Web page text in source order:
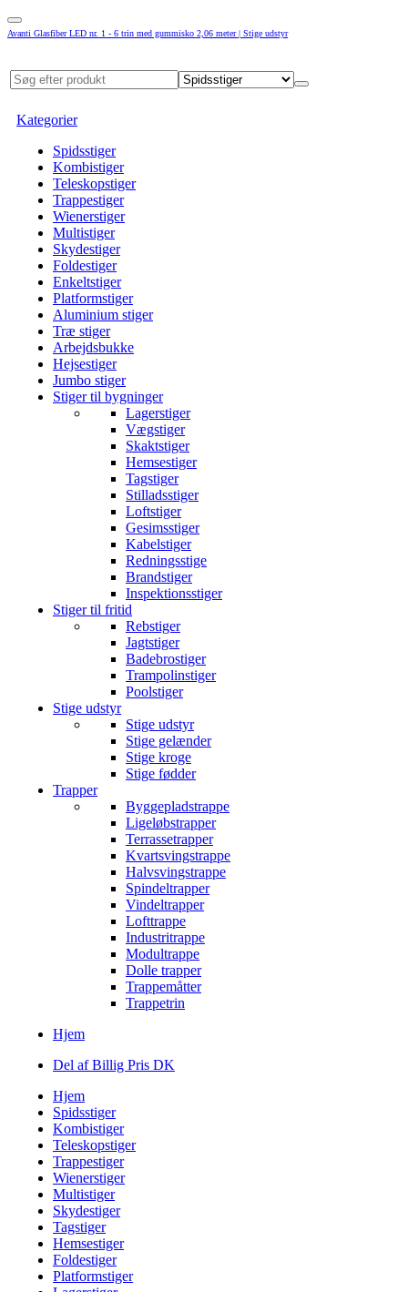
Avanti Glasfiber LED nr. 1 - 6 trin med gummisko 2,06 meter | Stige udstyr
Kategorier
Spidsstiger
Kombistiger
Teleskopstiger
Trappestiger
Wienerstiger
Multistiger
Skydestiger
Foldestiger
Enkeltstiger
Platformstiger
Aluminium stiger
Træ stiger
Arbejdsbukke
Hejsestiger
Jumbo stiger
Stiger til bygninger
Lagerstiger
Vægstiger
Skaktstiger
Hemsestiger
Tagstiger
Stilladsstiger
Loftstiger
Gesimsstiger
Kabelstiger
Redningsstige
Brandstiger
Inspektionsstiger
Stiger til fritid
Rebstiger
Jagtstiger
Badebrostiger
Trampolinstiger
Poolstiger
Stige udstyr
Stige udstyr
Stige gelænder
Stige kroge
Stige fødder
Trapper
Byggepladstrappe
Ligeløbstrapper
Terrassetrapper
Kvartsvingstrappe
Halvsvingstrappe
Spindeltrapper
Vindeltrapper
Lofttrappe
Industritrappe
Modultrappe
Dolle trapper
Trappemåtter
Trappetrin
Hjem
Del af Billig Pris DK
Hjem
Spidsstiger
Kombistiger
Teleskopstiger
Trappestiger
Wienerstiger
Multistiger
Skydestiger
Tagstiger
Hemsestiger
Foldestiger
Platformstiger